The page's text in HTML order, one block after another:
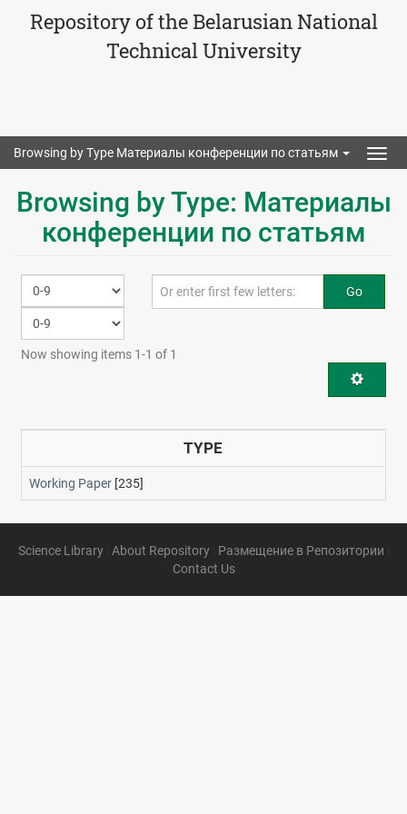
Repository of the Belarusian National
Technical University
Browsing by Type Материалы конференции по статьям
Browsing by Type: Материалы
конференции по статьям
Go
Now showing items 1-1 of 1
TYPE
Working Paper [235]
Science Library| About Repository| Размещение в Репозитории
Contact Us